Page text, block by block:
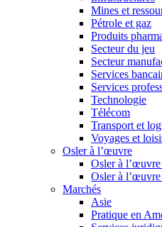
Mines et
Pétrole et gaz
Produits
Secteur du jeu
Secteur
Services
Services
Technologie
Télécom
Transport et
Voyages et
Osler à l’œuvre
Osler à
Osler à
Marchés
Asie
Pratique en